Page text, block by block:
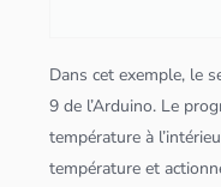
Dans cet exemple, le
9 de l’Arduino. Le
température à
température et